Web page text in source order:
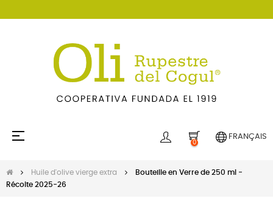
Basculer
☰
0
FRANÇAIS
Huile d'olive vierge extra
Bouteille en Verre de 250 ml -
Récolte 2025-26